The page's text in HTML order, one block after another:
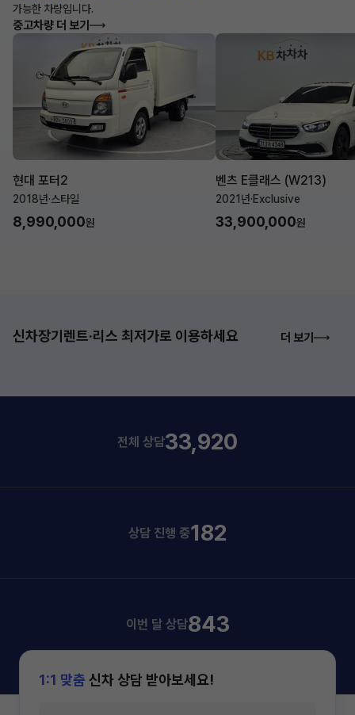
가능한 차량입니다.
중고차량 더 보기
현대 포터2
2018년·스타일
8,990,000원
벤츠 E클래스 (W213)
2021년·Exclusive
33,900,000원
신차장기렌트·리스 최저가로 이용하세요 더 보기
전체 상담33,920
상담 진행 중182
이번 달 상담843
1:1 맞춤 신차 상담 받아보세요!